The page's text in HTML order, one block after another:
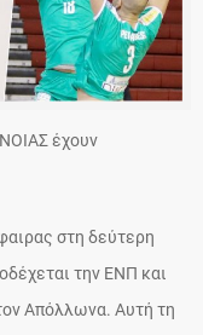
έχουν
στη δεύτερη
την ΕΝΠ και
Απόλλωνα. Αυτή τη